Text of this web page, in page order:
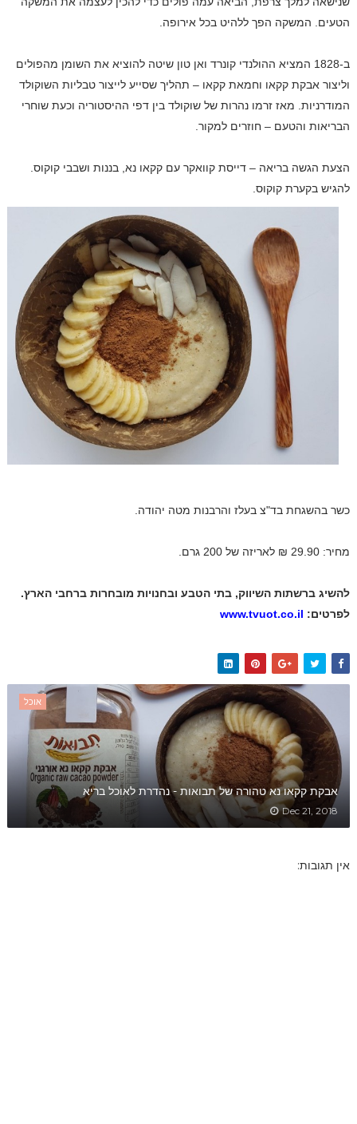
הטעים. המשקה הפך ללהיט בכל אירופה.
ב-1828 המציא ההולנדי קונרד ואן טון שיטה להוציא את השומן מהפולים
וליצור אבקת קקאו וחמאת קקאו – תהליך שסייע לייצור טבליות השוקולד
המודרניות. מאז זרמו נהרות של שוקולד בין דפי ההיסטוריה וכעת שוחרי
הבריאות והטעם – חוזרים למקור.
הצעת הגשה בריאה – דייסת קוואקר עם קקאו נא, בננות ושבבי קוקוס.
להגיש בקערת קוקוס.
כשר בהשגחת בד"צ בעלז והרבנות מטה יהודה.
מחיר: 29.90 ₪ לאריזה של 200 גרם.
להשיג ברשתות השיווק, בתי הטבע ובחנויות מובחרות ברחבי הארץ.
לפרטים: www.tvuot.co.il
אוכל
אבקת קקאו נא טהורה של תבואות - נהדרת לאוכל בריא
Dec 21, 2018
אין תגובות: